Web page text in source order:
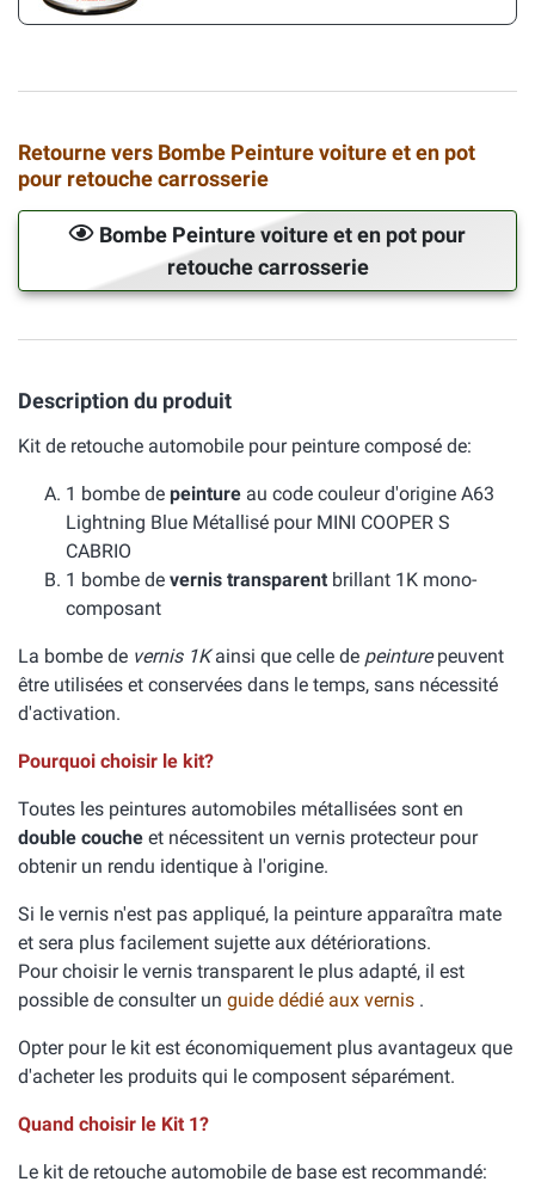
Retourne vers Bombe Peinture voiture et en pot
pour retouche carrosserie
Bombe Peinture voiture et en pot pour
retouche carrosserie
Description du produit
Kit de retouche automobile pour peinture composé de:
1 bombe de peinture au code couleur d'origine A63
Lightning Blue Métallisé pour MINI COOPER S
CABRIO
1 bombe de vernis transparent brillant 1K mono-
composant
La bombe de vernis 1Kainsi que celle de peinturepeuvent
être utilisées et conservées dans le temps, sans nécessité
d'activation.
Pourquoi choisir le kit?
Toutes les peintures automobiles métallisées sont en
double couche et nécessitent un vernis protecteur pour
obtenir un rendu identique à l'origine.
Si le vernis n'est pas appliqué, la peinture apparaîtra mate
et sera plus facilement sujette aux détériorations.
Pour choisir le vernis transparent le plus adapté, il est
possible de consulter un guide dédié aux vernis .
Opter pour le kit est économiquement plus avantageux que
d'acheter les produits qui le composent séparément.
Quand choisir le Kit 1?
Le kit de retouche automobile de base est recommandé: